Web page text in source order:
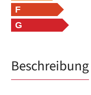
F
G
Beschreibung